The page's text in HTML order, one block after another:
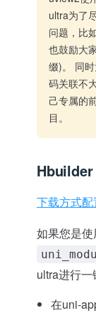
ultra为了
问题，比
也鼓励大
缀)。 同
码关联不
己专属的
目。
Hbuilder
下载方式
如果您是使
ultra进行一
在uni-